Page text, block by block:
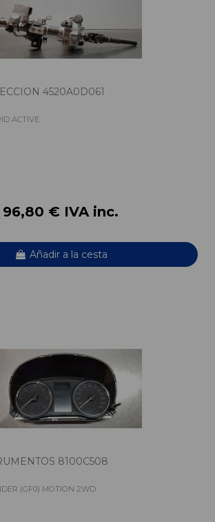
4520A0D061
ACTIVE
96,80 € IVA inc.
Añadir a la cesta
8100C508
(GF0) MOTION 2WD